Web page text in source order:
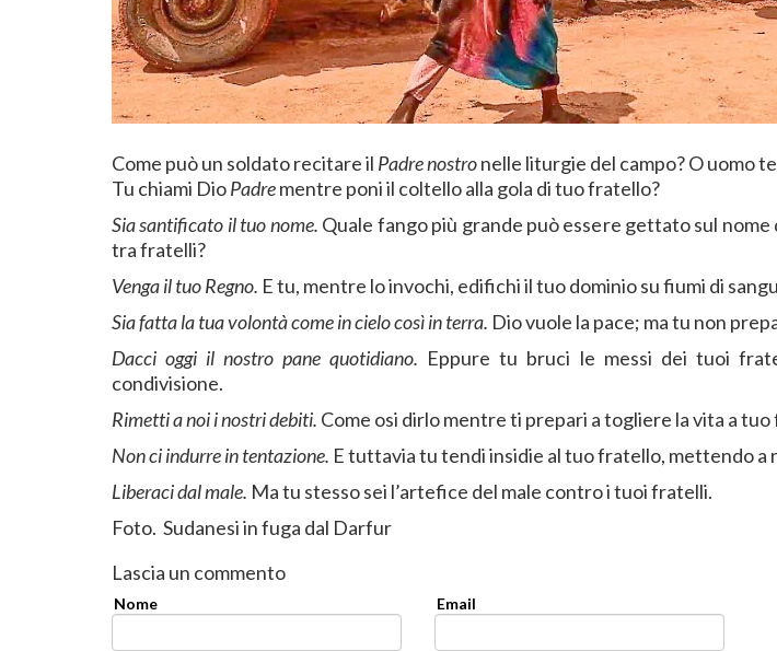
Come può un soldato recitare il Padre nostronelle liturgie del campo? O uomo
Tu chiami DioPadrementre poni il coltello alla gola di tuo fratello?
Sia santificato il tuo nome. Quale fango più grande può essere gettato sul
tra fratelli?
Venga il tuo Regno. E tu, mentre lo invochi, edifichi il tuo dominio su fiumi di
Sia fatta la tua volontà come in cielo così in terra. Dio vuole la pace; ma tu non
Dacci oggi il nostro pane quotidiano. Eppure tu bruci le messi dei tuoi
condivisione.
Rimetti a noi i nostri debiti. Come osi dirlo mentre ti prepari a togliere la vita a
Non ci indurre in tentazione. E tuttavia tu tendi insidie al tuo fratello, mettendo a
Liberaci dal male. Ma tu stesso sei l’artefice del male contro i tuoi fratelli.
Foto. Sudanesi in fuga dal Darfur
Lascia un commento
Nome Email